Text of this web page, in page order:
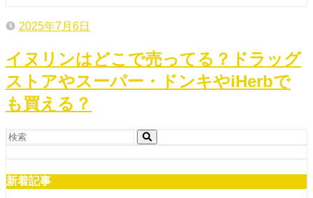
2025年7月6日
イヌリンはどこで売ってる？ドラッグ
ストアやスーパー・ドンキやiHerbで
も買える？
新着記事